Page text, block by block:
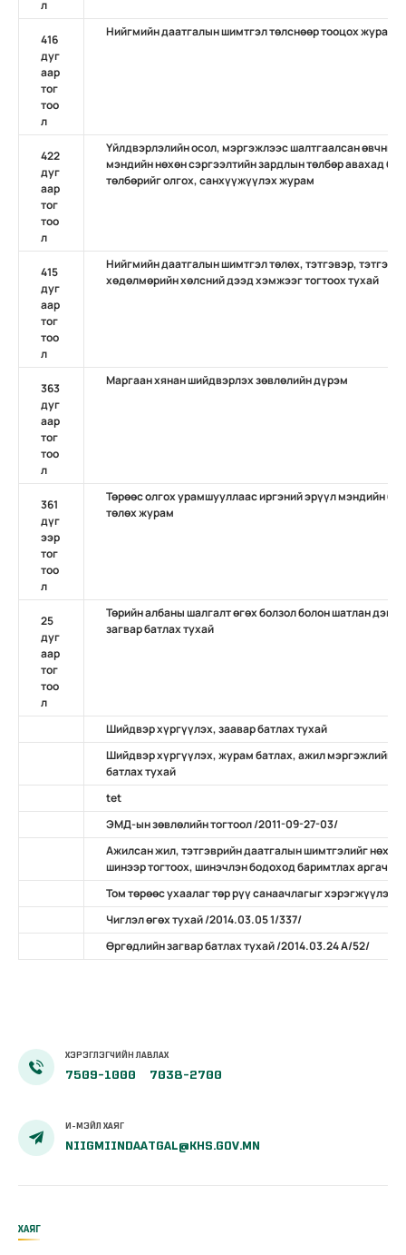
л
416
дуг
аар
тог
тоо
л
Нийгмийн даатгалын шимтгэл төлснөөр тооцох журам
422
дуг
аар
тог
тоо
л
Үйлдвэрлэлийн осол, мэргэжлээс шалтгаалсан өвчний
мэндийн нөхөн сэргээлтийн зардлын төлбөр авахад
төлбөрийг олгох, санхүүжүүлэх журам
415
дуг
аар
тог
тоо
л
Нийгмийн даатгалын шимтгэл төлөх, тэтгэвэр,
хөдөлмөрийн хөлсний дээд хэмжээг тогтоох тухай
363
дуг
аар
тог
тоо
л
Маргаан хянан шийдвэрлэх зөвлөлийн дүрэм
361
дүг
ээр
тог
тоо
л
Төрөөс олгох урамшууллаас иргэний эрүүл мэндийн
төлөх журам
25
дуг
аар
тог
тоо
л
Төрийн албаны шалгалт өгөх болзол болон шатлан
загвар батлах тухай
Шийдвэр хүргүүлэх, заавар батлах тухай
Шийдвэр хүргүүлэх, журам батлах, ажил мэргэжлийн
батлах тухай
tet
ЭМД-ын зөвлөлийн тогтоол /2011-09-27-03/
Ажилсан жил, тэтгэврийн даатгалын шимтгэлийг нөхөн
шинээр тогтоох, шинэчлэн бодоход баримтлах
Том төрөөс ухаалаг төр рүү санаачлагыг хэрэгжүүлэх
Чиглэл өгөх тухай /2014.03.05 1/337/
Өргөдлийн загвар батлах тухай /2014.03.24 А/52/
ХЭРЭГЛЭГЧИЙН ЛАВЛАХ
7509-1000 7038-2700
И-МЭЙЛ ХАЯГ
NIIGMIINDAATGAL@KHS.GOV.MN
ХАЯГ